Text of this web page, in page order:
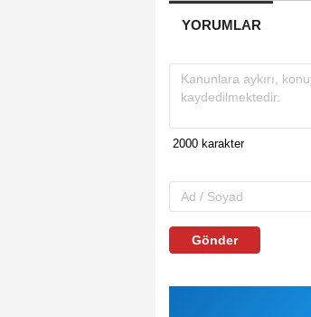
YORUMLAR
Gönder